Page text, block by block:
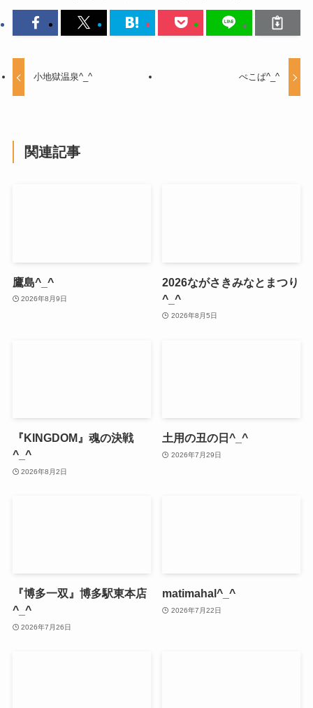
小地獄温泉^_^ ぺこぱ^_^
関連記事
鷹島^_^
2026年8月9日
2026ながさきみなとまつり
^_^
2026年8月5日
『KINGDOM』魂の決戦
^_^
2026年8月2日
土用の丑の日^_^
2026年7月29日
『博多一双』博多駅東本店
^_^
2026年7月26日
matimahal^_^
2026年7月22日